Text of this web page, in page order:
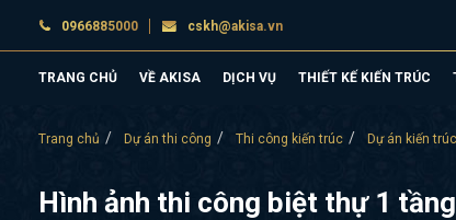
0966885000 cskh@akisa.vn
TRANG CHỦ VỀ AKISA DỊCH VỤ THIẾT KẾ KIẾN TRÚC
Trang chủ Dự án thi công Thi công kiến trúc Dự án kiến
Hình ảnh thi công biệt thự 1